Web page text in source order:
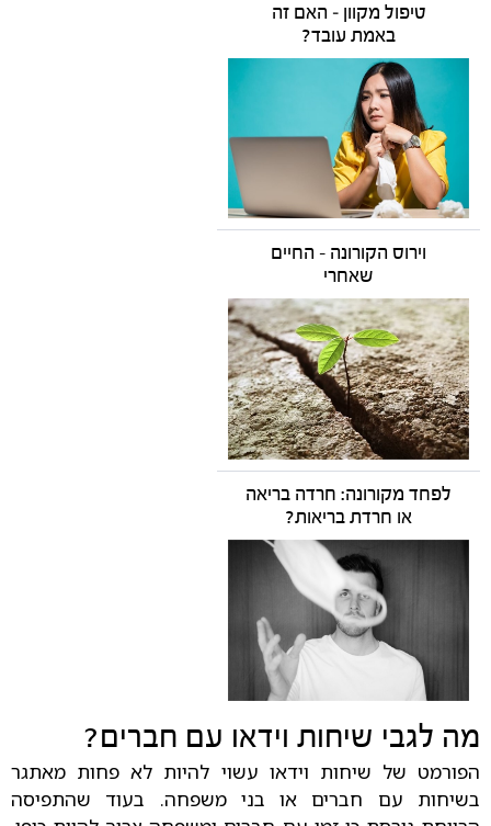
טיפול מקוון – האם זה
באמת עובד?
וירוס הקורונה - החיים
שאחרי
לפחד מקורונה: חרדה בריאה
או חרדת בריאות?
מה לגבי שיחות וידאו עם חברים?
הפורמט של שיחות וידאו עשוי להיות לא פחות מאתגר
בשיחות עם חברים או בני משפחה. בעוד שהתפיסה